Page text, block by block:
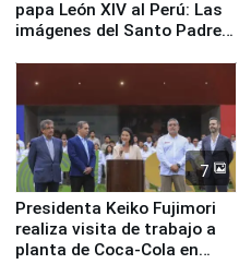
papa León XIV al Perú: Las
imágenes del Santo Padre
7
Presidenta Keiko Fujimori
realiza visita de trabajo a
planta de Coca-Cola en